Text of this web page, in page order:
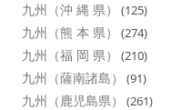
九州（沖 縄 県） (125)
九州（熊 本 県） (274)
九州（福 岡 県） (210)
九州（薩南諸島） (91)
九州（鹿児島県） (261)